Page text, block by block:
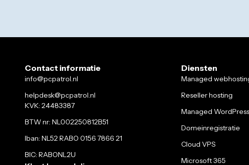
Contact informatie
info@pcpatrol.nl
helpdesk@pcpatrol.nl
KVK: 24483387
BTW nr: NL002250812B51
Iban: NL52 RABO 0156 7866 21
BIC: RABONL2U
Diensten
Managed
Reseller hosting
Managed
Domeinregistratie
Cloud VPS
Microsoft 365